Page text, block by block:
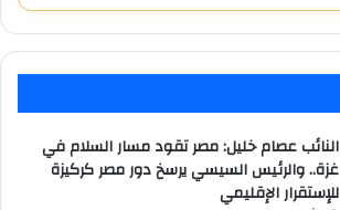
النائب عصام خليل: مصر تقود مسار السلام في
غزة.. والرئيس السيسي يرسخ دور مصر كركيزة
للإستقرار الإقليمي